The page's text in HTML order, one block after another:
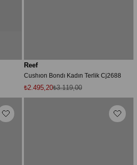
Reef
Cushıon Bondı Kadın Terlik Cj2688
₺2.495,20₺3.119,00